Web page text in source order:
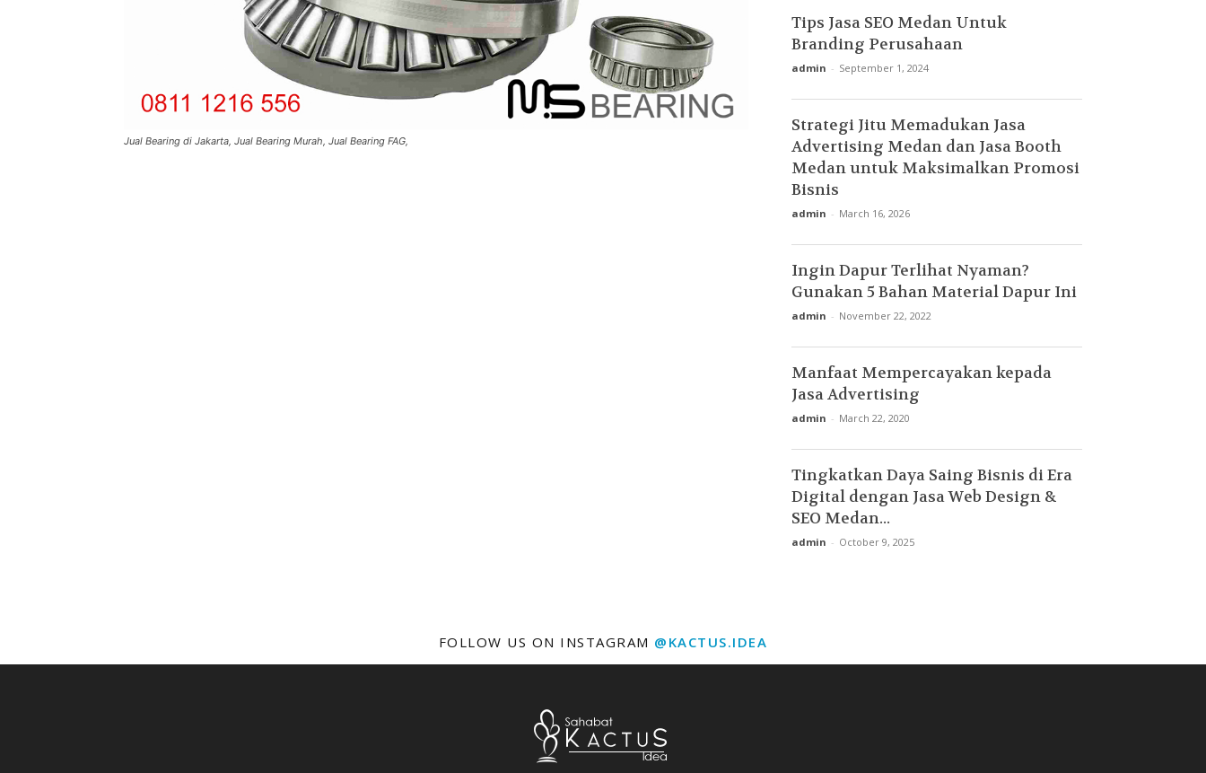
Jual Bearing di Jakarta, Jual Bearing Murah, Jual Bearing FAG,
Tips Jasa SEO Medan Untuk
Branding Perusahaan
admin - September 1, 2024
Strategi Jitu Memadukan Jasa
Advertising Medan dan Jasa Booth
Medan untuk Maksimalkan Promosi
Bisnis
admin - March 16, 2026
Ingin Dapur Terlihat Nyaman?
Gunakan 5 Bahan Material Dapur Ini
admin - November 22, 2022
Manfaat Mempercayakan kepada
Jasa Advertising
admin - March 22, 2020
Tingkatkan Daya Saing Bisnis di Era
Digital dengan Jasa Web Design &
SEO Medan...
admin - October 9, 2025
FOLLOW US ON INSTAGRAM @KACTUS.IDEA